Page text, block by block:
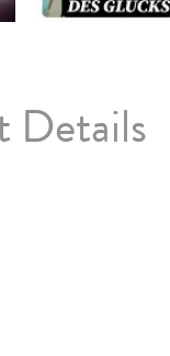
Details